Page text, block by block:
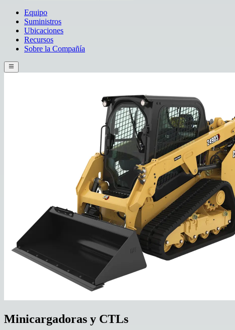
Equipo
Suministros
Ubicaciones
Recursos
Sobre la Compañía
Minicargadoras y CTLs